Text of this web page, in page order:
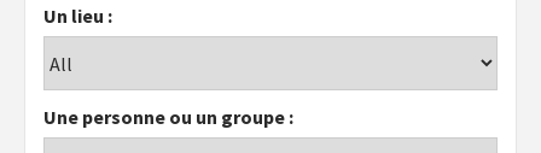
Un lieu :
Une personne ou un groupe :